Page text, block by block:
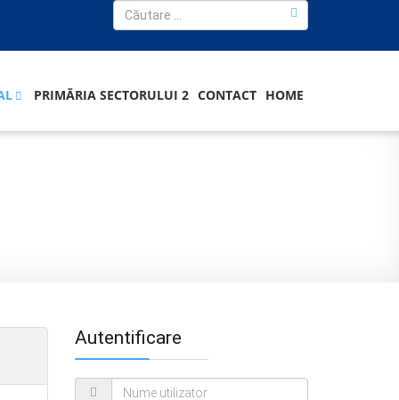
PRIMĂRIA SECTORULUI 2 CONTACT HOME
Autentificare